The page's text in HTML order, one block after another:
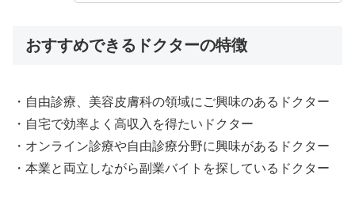
おすすめできるドクターの特徴
・自由診療、美容皮膚科の領域にご興味のあるドクター
・自宅で効率よく高収入を得たいドクター
・オンライン診療や自由診療分野に興味があるドクター
・本業と両立しながら副業バイトを探しているドクター